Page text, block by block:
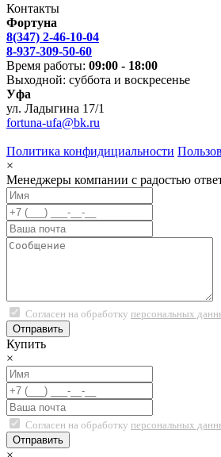
Контакты
Фортуна
8(347) 2-46-10-04
8-937-309-50-60
Время работы: 09:00 - 18:00
Выходной: суббота и воскресенье
Уфа
ул. Ладыгина 17/1
fortuna-ufa@bk.ru
Политика конфидициальности
×
Менеджеры компании с радостью
Согласен на обработку персональных
Купить
×
Согласен на обработку персональных